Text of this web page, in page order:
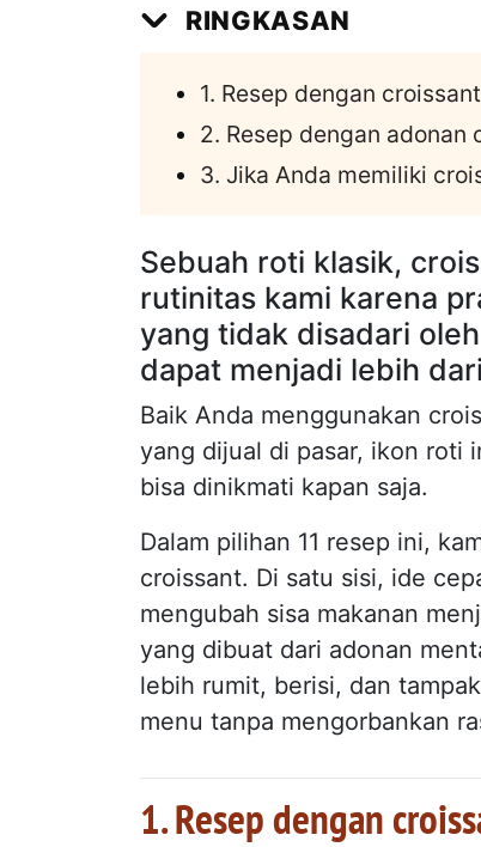
RINGKASAN
1. Resep dengan
2. Resep dengan adonan
3. Jika Anda memiliki
Sebuah roti klasik,
rutinitas kami karena
yang tidak disadari
dapat menjadi lebih
Baik Anda menggunakan
yang dijual di pasar, ikon roti
bisa dinikmati kapan saja.
Dalam pilihan 11 resep ini,
croissant. Di satu sisi, ide
mengubah sisa makanan
yang dibuat dari adonan
lebih rumit, berisi, dan
menu tanpa mengorbankan
1. Resep dengan